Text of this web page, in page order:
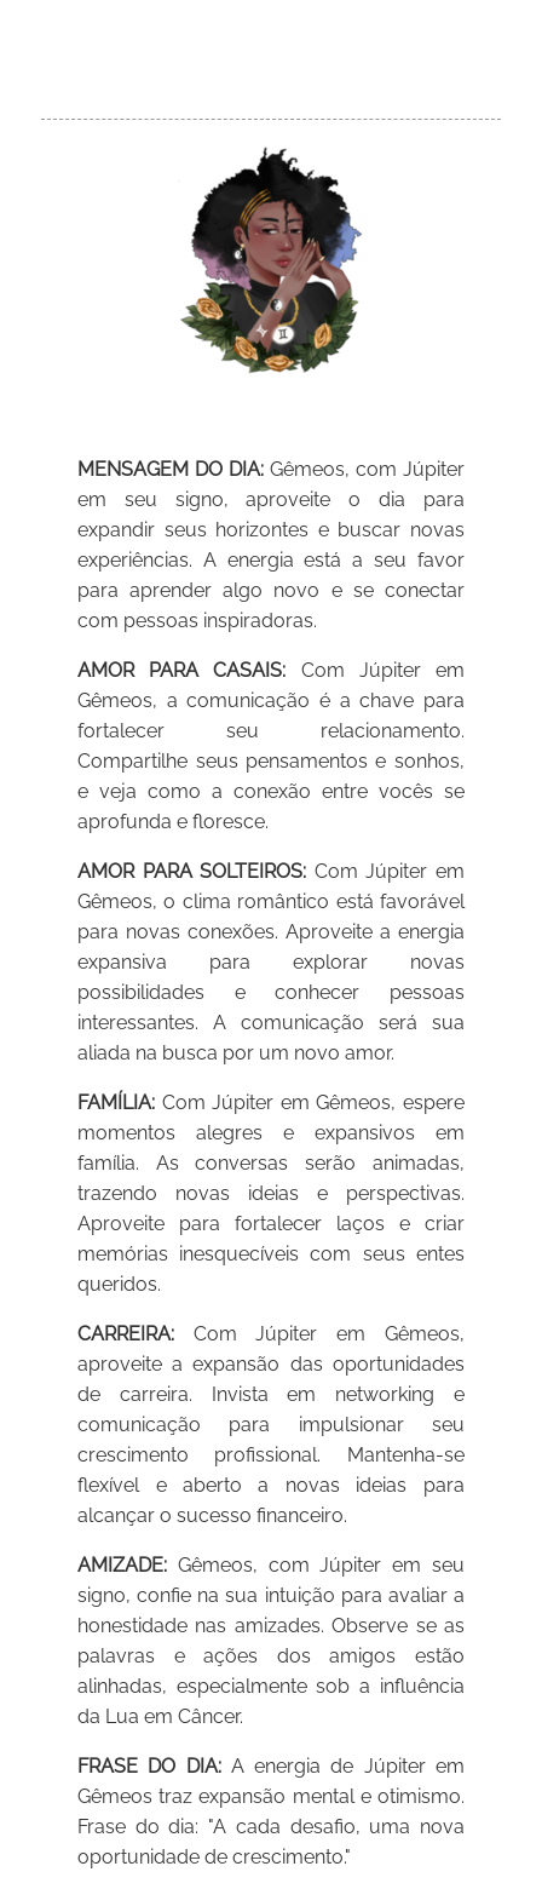
MENSAGEM DO DIA: Gêmeos, com Júpiter
em seu signo, aproveite o dia para
expandir seus horizontes e buscar novas
experiências. A energia está a seu favor
para aprender algo novo e se conectar
com pessoas inspiradoras.
AMOR PARA CASAIS: Com Júpiter em
Gêmeos, a comunicação é a chave para
fortalecer seu relacionamento.
Compartilhe seus pensamentos e sonhos,
e veja como a conexão entre vocês se
aprofunda e floresce.
AMOR PARA SOLTEIROS: Com Júpiter em
Gêmeos, o clima romântico está favorável
para novas conexões. Aproveite a energia
expansiva para explorar novas
possibilidades e conhecer pessoas
interessantes. A comunicação será sua
aliada na busca por um novo amor.
FAMÍLIA: Com Júpiter em Gêmeos, espere
momentos alegres e expansivos em
família. As conversas serão animadas,
trazendo novas ideias e perspectivas.
Aproveite para fortalecer laços e criar
memórias inesquecíveis com seus entes
queridos.
CARREIRA: Com Júpiter em Gêmeos,
aproveite a expansão das oportunidades
de carreira. Invista em networking e
comunicação para impulsionar seu
crescimento profissional. Mantenha-se
flexível e aberto a novas ideias para
alcançar o sucesso financeiro.
AMIZADE: Gêmeos, com Júpiter em seu
signo, confie na sua intuição para avaliar a
honestidade nas amizades. Observe se as
palavras e ações dos amigos estão
alinhadas, especialmente sob a influência
da Lua em Câncer.
FRASE DO DIA:A energia de Júpiter em
Gêmeos traz expansão mental e otimismo.
Frase do dia: "A cada desafio, uma nova
oportunidade de crescimento."